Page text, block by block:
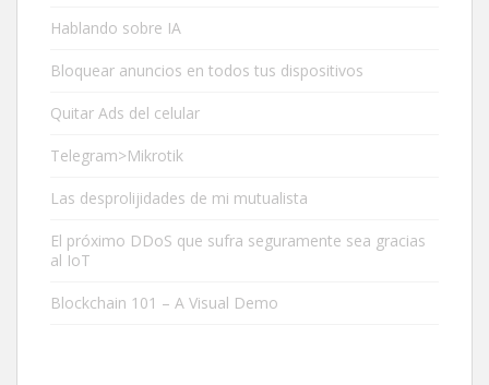
Hablando sobre IA
Bloquear anuncios en todos tus dispositivos
Quitar Ads del celular
Telegram>Mikrotik
Las desprolijidades de mi mutualista
El próximo DDoS que sufra seguramente sea gracias
al IoT
Blockchain 101 – A Visual Demo